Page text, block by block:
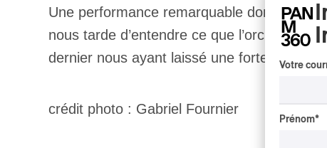
Une performance remarquable donc
nous tarde d’entendre ce que l’orchestre
dernier nous ayant laissé une forte
crédit photo : Gabriel Fournier
Votre
Prénom*